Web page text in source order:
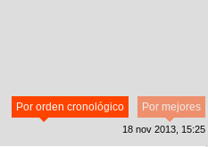
Por mejores
Por orden cronológico
18 nov 2013, 15:25